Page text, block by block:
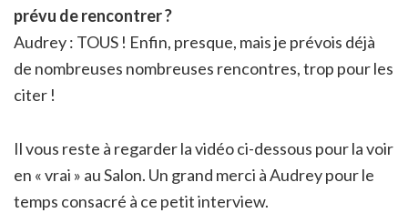
prévu de rencontrer ?
Audrey : TOUS ! Enfin, presque, mais je prévois déjà
de nombreuses nombreuses rencontres, trop pour les
citer !
Il vous reste à regarder la vidéo ci-dessous pour la voir
en « vrai » au Salon. Un grand merci à Audrey pour le
temps consacré à ce petit interview.